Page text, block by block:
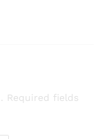
Required fields